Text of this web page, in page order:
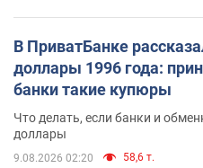
В ПриватБанке
доллары 1996 года:
банки такие купюры
Что делать, если банки и
доллары
9.08.2026 02:20 58,6 т.